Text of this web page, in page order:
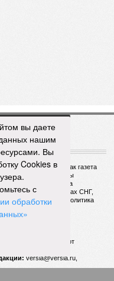
расследований
в 1998 году как газета
публикует материалы
пристально следит за
Украине, странах СНГ,
внешняя политика
ЭЛ № ФС 77 - 72681 от
versia@versia.ru,
вы даете
нашим
Вы
Cookies в
с
обработки